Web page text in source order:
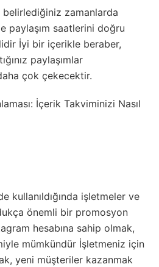
belirlediğiniz zamanlarda
paylaşım saatlerini doğru
İyi bir içerikle beraber,
paylaşımlar
çok çekecektir.
kullanıldığında işletmeler ve
önemli bir promosyon
hesabına sahip olmak,
mümkündür İşletmeniz için
yeni müşteriler kazanmak